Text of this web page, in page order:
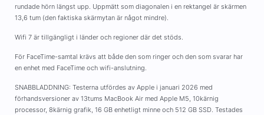
rundade hörn längst upp. Uppmätt som diagonalen i en rektangel är skärmen
13,6 tum (den faktiska skärmytan är något mindre).
Wifi 7 är tillgängligt i länder och regioner där det stöds.
För FaceTime-samtal krävs att både den som ringer och den som svarar har
en enhet med FaceTime och wifi-anslutning.
SNABBLADDNING: Testerna utfördes av Apple i januari 2026 med
förhandsversioner av 13tums MacBook Air med Apple M5, 10kärnig
processor, 8kärnig grafik, 16 GB enhetligt minne och 512 GB SSD. Testades